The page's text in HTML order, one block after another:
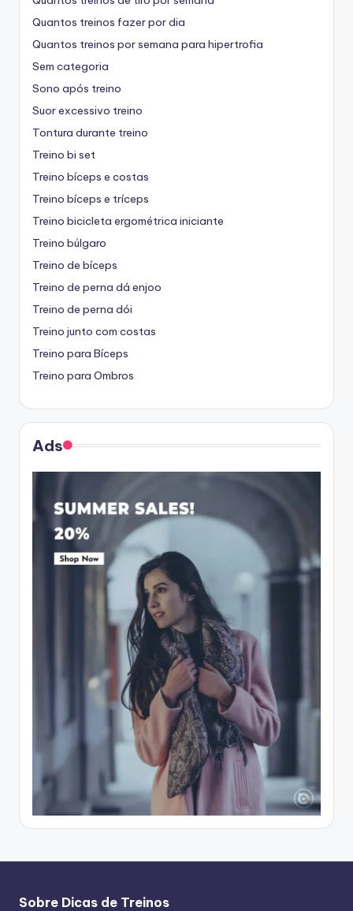
Quantos treinos fazer por dia
Quantos treinos por semana para hipertrofia
Sem categoria
Sono após treino
Suor excessivo treino
Tontura durante treino
Treino bi set
Treino bíceps e costas
Treino bíceps e tríceps
Treino bicicleta ergométrica iniciante
Treino búlgaro
Treino de bíceps
Treino de perna dá enjoo
Treino de perna dói
Treino junto com costas
Treino para Bíceps
Treino para Ombros
Ads
Sobre Dicas de Treinos